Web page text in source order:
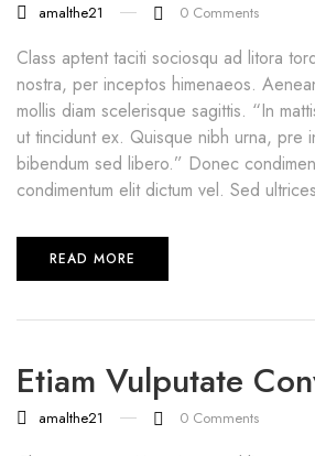
amalthe21 0 Comments
Class aptent taciti sociosqu ad litora
nostra, per inceptos himenaeos.
mollis diam scelerisque sagittis. “In
ut tincidunt ex. Quisque nibh urna, pre
bibendum sed libero.” Donec
condimentum elit dictum vel. Sed
READ MORE
Etiam Vulputate
amalthe21 0 Comments